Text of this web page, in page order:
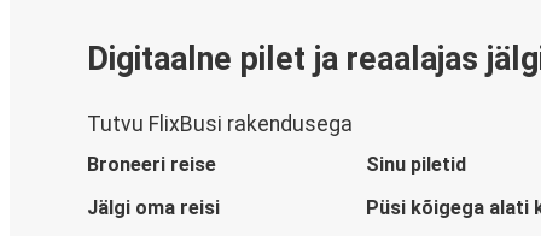
Digitaalne pilet ja reaalajas
Tutvu FlixBusi rakendusega
Broneeri reise
Sinu piletid
Jälgi oma reisi
Püsi kõigega alati